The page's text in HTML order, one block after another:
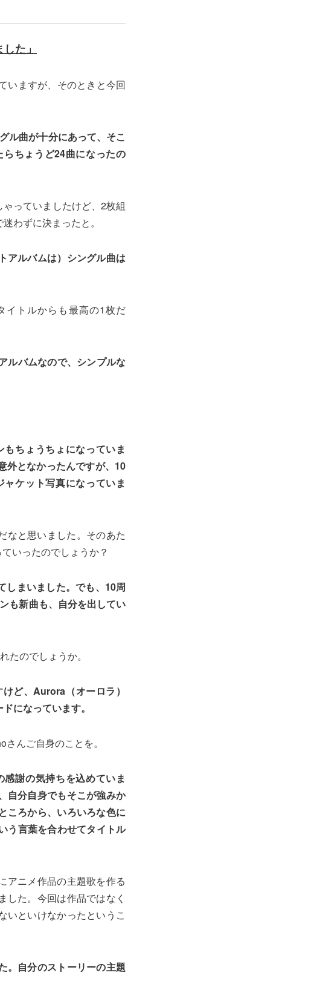
た」
いますが、そのときと今回
ル曲が十分にあって、そこ
ちょうど24曲になったの
っていましたけど、2枚組
わずに決まったと。
アルバムは）シングル曲は
トルからも最高の1枚だ
ルバムなので、シンプルな
ちょうちょになっていま
となかったんですが、10
ケット写真になっていま
と思いました。そのあた
いったのでしょうか？
しまいました。でも、10周
も新曲も、自分を出してい
のでしょうか。
ど、Aurora（オーロラ）
になっています。
んご自身のことを。
謝の気持ちを込めていま
自分自身でもそこが強みか
ころから、いろいろな色に
う言葉を合わせてタイトル
ニメ作品の主題歌を作る
た。今回は作品ではなく
いといけなかったというこ
。自分のストーリーの主題